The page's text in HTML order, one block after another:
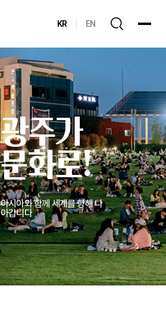
KR EN
광주가
문화로!
아시아와 함께 세계를 향해 나
아갑니다